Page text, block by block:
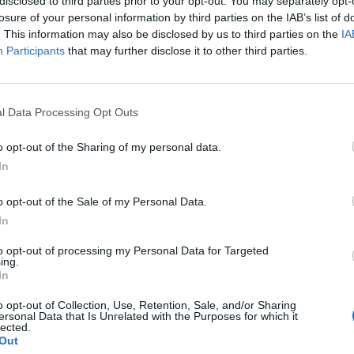
of your personal information by third parties on the IAB’s list of
This information may also be disclosed by us to third parties on the
Participants that may further disclose it to other third parties.
Data Processing Opt Outs
opt-out of the Sharing of my personal data.
opt-out of the Sale of my Personal Data.
opt-out of processing my Personal Data for Targeted
opt-out of Collection, Use, Retention, Sale, and/or Sharing
Data that Is Unrelated with the Purposes for which it
utilizados para prevenir o tratar
articular, las erupciones cutáneas y las
contra la malaria son la hidroxicloroquina
(Aralen® phosphate). Los efectos
malaria pueden incluir: malestar
dolor de cabeza, mareos, visión borrosa,
más importantes no funcionan bien y otros
el sistema inmunológico para limitar el
son la azatioprina (Imuran®) y la
pueden provocar efectos secundarios
del cabello, problemas de vejiga,
del riesgo de desarrollar cáncer e
tratamiento con frecuencia para